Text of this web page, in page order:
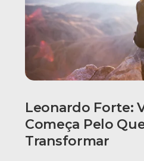
Leonardo Forte:
Começa Pelo
Transformar